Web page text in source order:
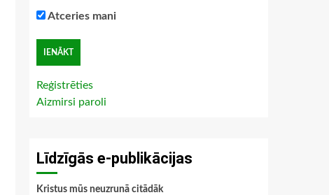
Atceries mani
Reģistrēties
Aizmirsi paroli
Līdzīgās e-publikācijas
Kristus mūs neuzrunā citādāk